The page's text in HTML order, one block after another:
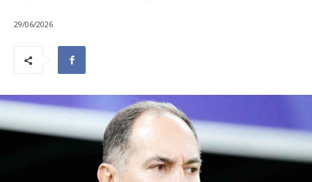
29/06/2026